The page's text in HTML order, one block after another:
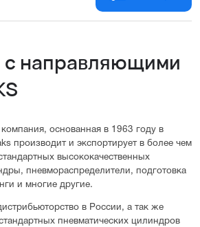
направляющими
основанная в 1963 году в
производит и экспортирует в более чем
высококачественных
пневмораспределители, подготовка
и многие другие.
в России, а так же
пневматических цилиндров